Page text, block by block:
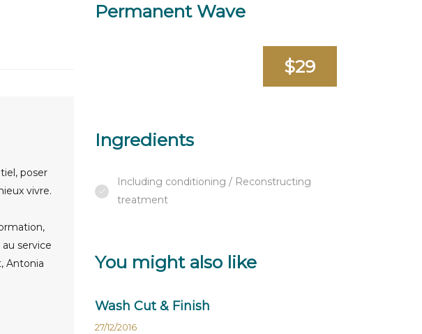
poser
vivre.
service
Antonia
Permanent Wave
$29
Ingredients
Including conditioning / Reconstructing
treatment
You might also like
Wash Cut & Finish
27/12/2016